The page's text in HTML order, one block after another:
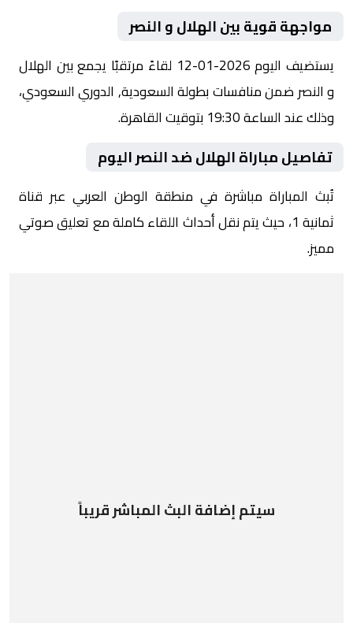
مواجهة قوية بين الهلال و النصر
يستضيف اليوم 2026-01-12 لقاءً مرتقبًا يجمع بين الهلال
و النصر ضمن منافسات بطولة السعودية, الدوري السعودي،
وذلك عند الساعة 19:30 بتوقيت القاهرة.
تفاصيل مباراة الهلال ضد النصر اليوم
تُبث المباراة مباشرة في منطقة الوطن العربي عبر قناة
ثمانية 1، حيث يتم نقل أحداث اللقاء كاملة مع تعليق صوتي
مميز.
سيتم إضافة البث المباشر قريباً